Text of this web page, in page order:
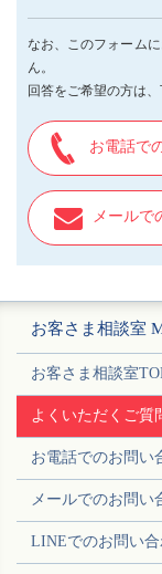
なお、このフォーム
ん。
回答をご希望の方は
お電話で
メールで
お客さま相談室
お客さま相談室
よくいただくご質
お電話でのお問い
メールでのお問い
LINEでのお問い